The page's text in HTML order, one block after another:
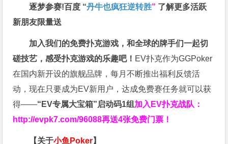
逐梦参赛!百度 “丹牛也疯狂逆转胜” 了解更多活跃
新朋友限量送
加入我们的免费扑克游戏，和全球的牌手们一起切
磋技艺，感受扑克游戏的乐趣吧！ EV扑克作为GGPoker
在国内新开设的旗舰品牌，每月不断推出福利反馈活
动，现在只要成为EV新用户，达成免费赛任务就可以获
得——“EV专属大宝箱”启动码1组 加入EV扑克战队：
http://evpk7.com/96088再送4张免费门票！
【关于小鱼Poker】